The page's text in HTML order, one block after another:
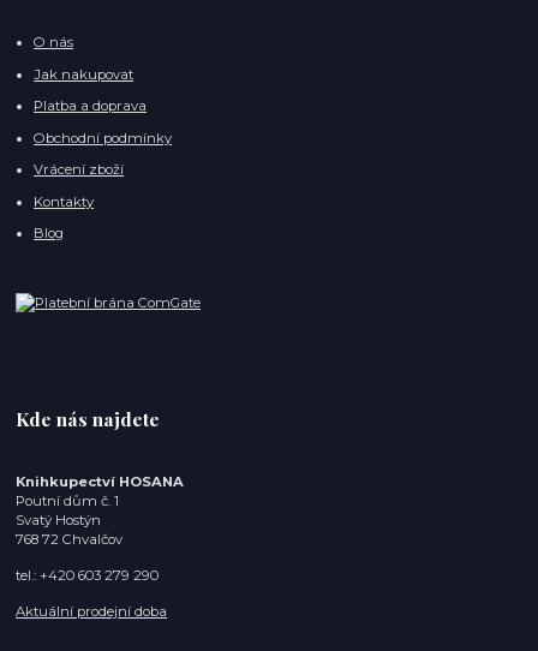
O nás
Jak nakupovat
Platba a doprava
Obchodní podmínky
Vrácení zboží
Kontakty
Blog
Kde nás najdete
Knihkupectví HOSANA
Poutní dům č. 1
Svatý Hostýn
768 72 Chvalčov
tel.: +420 603 279 290
Aktuální prodejní doba